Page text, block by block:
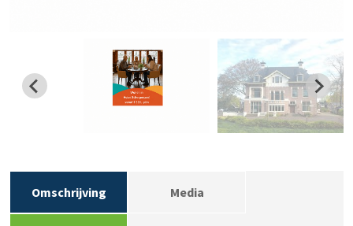
Omschrijving Media